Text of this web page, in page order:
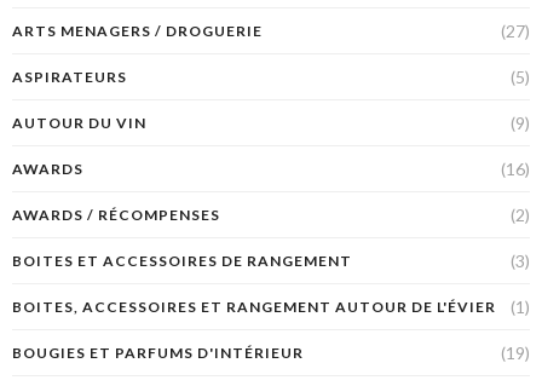
ARTS MENAGERS / DROGUERIE (27)
ASPIRATEURS (5)
AUTOUR DU VIN (9)
AWARDS (16)
AWARDS / RÉCOMPENSES (2)
BOITES ET ACCESSOIRES DE RANGEMENT (3)
BOITES, ACCESSOIRES ET RANGEMENT AUTOUR DE L'ÉVIER (1)
BOUGIES ET PARFUMS D'INTÉRIEUR (19)